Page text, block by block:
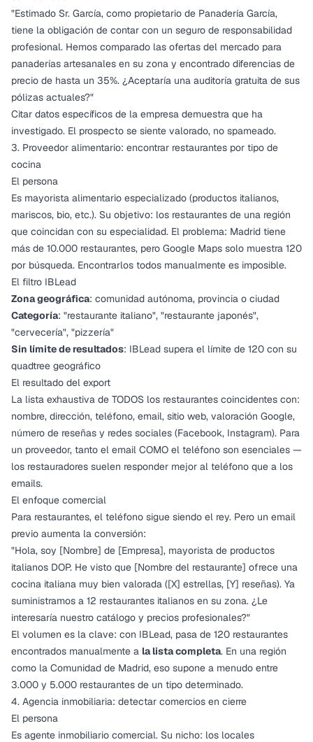
"Estimado Sr. García, como propietario de Panadería García,
tiene la obligación de contar con un seguro de responsabilidad
profesional. Hemos comparado las ofertas del mercado para
panaderías artesanales en su zona y encontrado diferencias de
precio de hasta un 35%. ¿Aceptaría una auditoría gratuita de sus
pólizas actuales?"
Citar datos específicos de la empresa demuestra que ha
investigado. El prospecto se siente valorado, no spameado.
3. Proveedor alimentario: encontrar restaurantes por tipo de
cocina
El persona
Es mayorista alimentario especializado (productos italianos,
mariscos, bio, etc.). Su objetivo: los restaurantes de una región
que coincidan con su especialidad. El problema: Madrid tiene
más de 10.000 restaurantes, pero Google Maps solo muestra 120
por búsqueda. Encontrarlos todos manualmente es imposible.
El filtro IBLead
Zona geográfica: comunidad autónoma, provincia o ciudad
Categoría: "restaurante italiano", "restaurante japonés",
"cervecería", "pizzería"
Sin límite de resultados: IBLead supera el límite de 120 con su
quadtree geográfico
El resultado del export
La lista exhaustiva de TODOS los restaurantes coincidentes con:
nombre, dirección, teléfono, email, sitio web, valoración Google,
número de reseñas y redes sociales (Facebook, Instagram). Para
un proveedor, tanto el email COMO el teléfono son esenciales —
los restauradores suelen responder mejor al teléfono que a los
emails.
El enfoque comercial
Para restaurantes, el teléfono sigue siendo el rey. Pero un email
previo aumenta la conversión:
"Hola, soy [Nombre] de [Empresa], mayorista de productos
italianos DOP. He visto que [Nombre del restaurante] ofrece una
cocina italiana muy bien valorada ([X] estrellas, [Y] reseñas). Ya
suministramos a 12 restaurantes italianos en su zona. ¿Le
interesaría nuestro catálogo y precios profesionales?"
El volumen es la clave: con IBLead, pasa de 120 restaurantes
encontrados manualmente a la lista completa. En una región
como la Comunidad de Madrid, eso supone a menudo entre
3.000 y 5.000 restaurantes de un tipo determinado.
4. Agencia inmobiliaria: detectar comercios en cierre
El persona
Es agente inmobiliario comercial. Su nicho: los locales